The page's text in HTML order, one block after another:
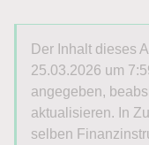
Der Inhalt dieses
25.03.2026 um
angegeben,
aktualisieren. In
selben